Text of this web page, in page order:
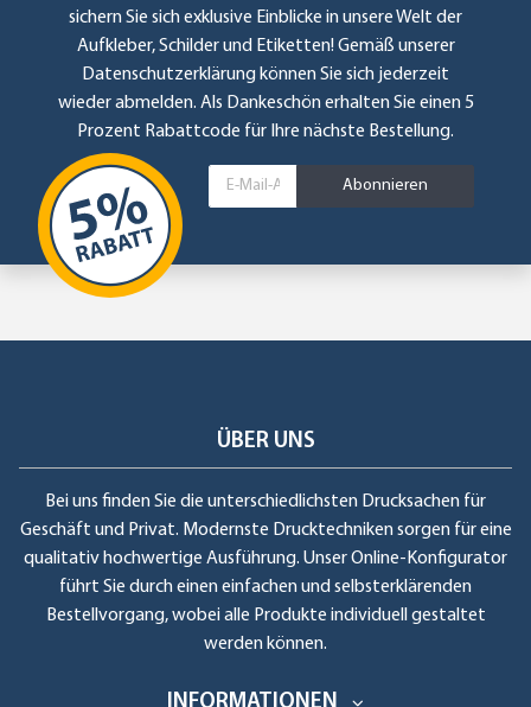
sichern Sie sich exklusive Einblicke in unsere Welt der
Aufkleber, Schilder und Etiketten! Gemäß unserer
Datenschutzerklärung können Sie sich jederzeit
wieder abmelden. Als Dankeschön erhalten Sie einen 5
Prozent Rabattcode für Ihre nächste Bestellung.
Abonnieren
ÜBER UNS
Bei uns finden Sie die unterschiedlichsten Drucksachen für
Geschäft und Privat. Modernste Drucktechniken sorgen für eine
qualitativ hochwertige Ausführung. Unser Online-Konfigurator
führt Sie durch einen einfachen und selbsterklärenden
Bestellvorgang, wobei alle Produkte individuell gestaltet
werden können.